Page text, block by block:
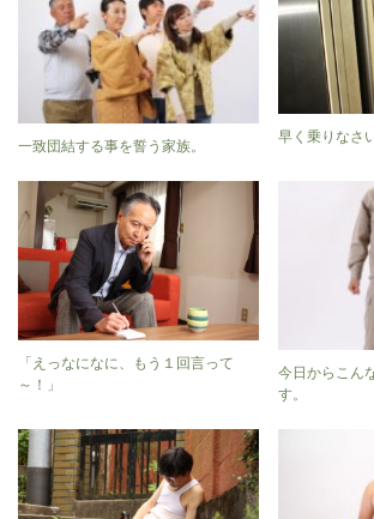
一致団結する事を誓う家族。
早く乗りなさ
「えっなになに、もう１回言って
～！」
今日からこん
す。